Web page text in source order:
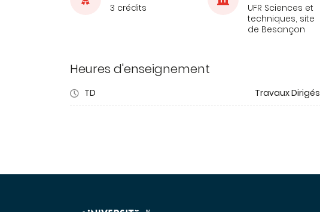
3 crédits
UFR Sciences et
techniques, site
de Besançon
Heures d'enseignement
TD Travaux Dirigés